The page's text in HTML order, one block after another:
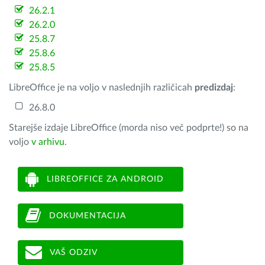
26.2.1
26.2.0
25.8.7
25.8.6
25.8.5
LibreOffice je na voljo v naslednjih različicah predizdaj:
26.8.0
Starejše izdaje LibreOffice (morda niso več podprte!) so na
voljo v arhivu.
LIBREOFFICE ZA ANDROID
DOKUMENTACIJA
VAŠ ODZIV